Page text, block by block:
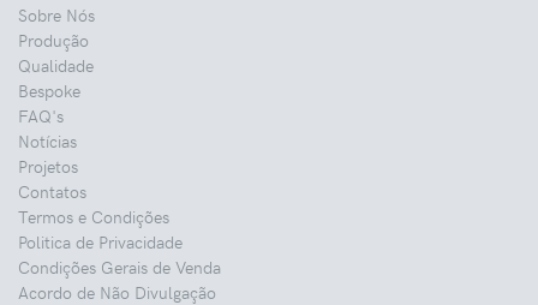
Sobre Nós
Produção
Qualidade
Bespoke
FAQ's
Notícias
Projetos
Contatos
Termos e Condições
Politica de Privacidade
Condições Gerais de Venda
Acordo de Não Divulgação